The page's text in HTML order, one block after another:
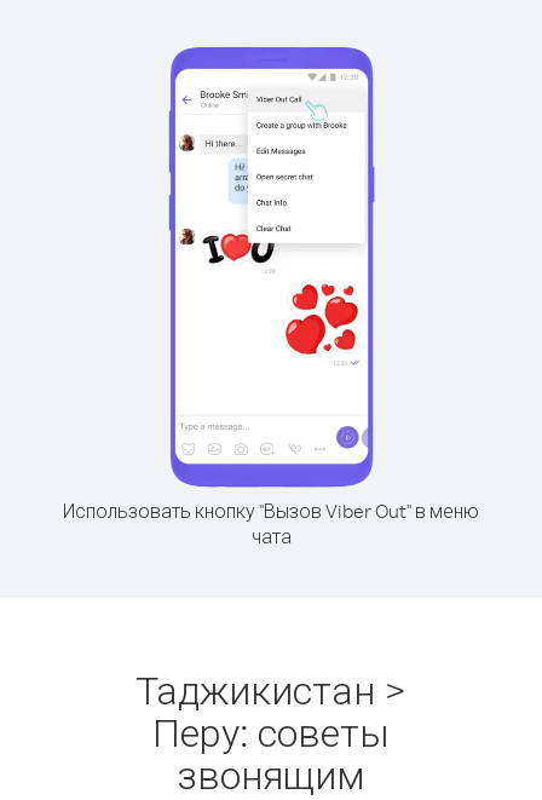
Использовать кнопку "Вызов Viber Out" в меню
чата
Таджикистан >
Перу: советы
звонящим